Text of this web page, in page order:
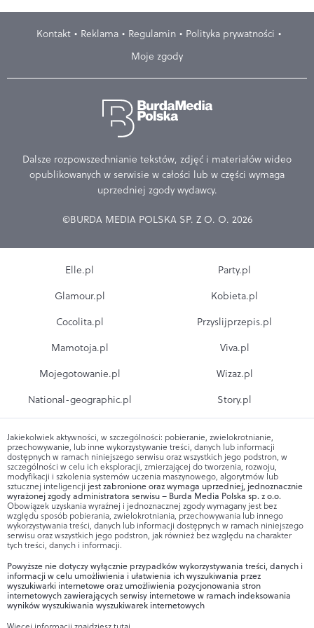
Kontakt Reklama Regulamin
Polityka prywatności
Moje zgody
Dalsze rozpowszechnianie tekstów, zdjęć i materiałów wideo
opublikowanych w serwisie w całości lub w części wymaga
uprzedniej zgody wydawcy.
©BURDA MEDIA POLSKA SP. Z O. O. 2026
Elle.pl
Glamour.pl
Cocolita.pl
Mamotoja.pl
Mojegotowanie.pl
National-geographic.pl
Party.pl
Kobieta.pl
Przyslijprzepis.pl
Viva.pl
Wizaz.pl
Story.pl
Jakiekolwiek aktywności, w szczególności: pobieranie, zwielokrotnianie,
przechowywanie, lub inne wykorzystywanie treści, danych lub informacji
dostępnych w ramach niniejszego serwisu oraz wszystkich jego podstron, w
szczególności w celu ich eksploracji, zmierzającej do tworzenia, rozwoju,
modyfikacji i szkolenia systemów uczenia maszynowego, algorytmów lub
sztucznej inteligencji jest zabronione oraz wymaga uprzedniej, jednoznacznie
wyrażonej zgody administratora serwisu – Burda Media Polska sp. z o.o.
Obowiązek uzyskania wyraźnej i jednoznacznej zgody wymagany jest bez
względu sposób pobierania, zwielokrotniania, przechowywania lub innego
wykorzystywania treści, danych lub informacji dostępnych w ramach niniejszego
serwisu oraz wszystkich jego podstron, jak również bez względu na charakter
tych treści, danych i informacji.
Powyższe nie dotyczy wyłącznie przypadków wykorzystywania treści, danych i
informacji w celu umożliwienia i ułatwienia ich wyszukiwania przez
wyszukiwarki internetowe oraz umożliwienia pozycjonowania stron
internetowych zawierających serwisy internetowe w ramach indeksowania
wyników wyszukiwania wyszukiwarek internetowych